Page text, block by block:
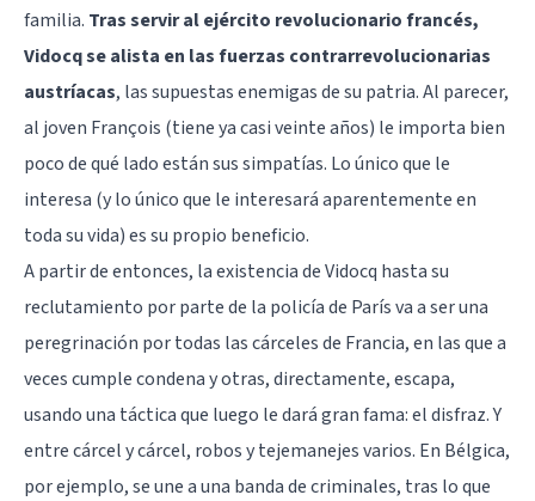
familia. Tras servir al ejército revolucionario francés,
Vidocq se alista en las fuerzas contrarrevolucionarias
austríacas, las supuestas enemigas de su patria. Al parecer,
al joven François (tiene ya casi veinte años) le importa bien
poco de qué lado están sus simpatías. Lo único que le
interesa (y lo único que le interesará aparentemente en
toda su vida) es su propio beneficio.
A partir de entonces, la existencia de Vidocq hasta su
reclutamiento por parte de la policía de París va a ser una
peregrinación por todas las cárceles de Francia, en las que a
veces cumple condena y otras, directamente, escapa,
usando una táctica que luego le dará gran fama: el disfraz. Y
entre cárcel y cárcel, robos y tejemanejes varios. En Bélgica,
por ejemplo, se une a una banda de criminales, tras lo que